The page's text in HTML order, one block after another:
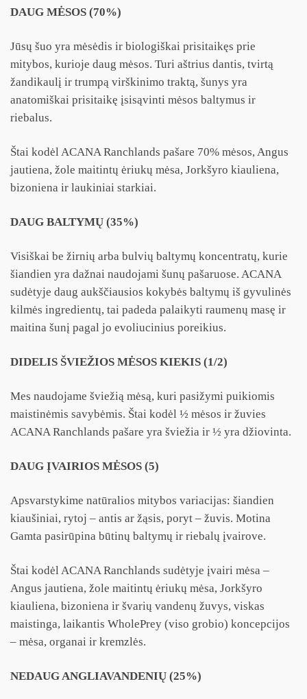
DAUG MĖSOS (70%)
Jūsų šuo yra mėsėdis ir biologiškai prisitaikęs prie
mitybos, kurioje daug mėsos. Turi aštrius dantis, tvirtą
žandikaulį ir trumpą virškinimo traktą, šunys yra
anatomiškai prisitaikę įsisąvinti mėsos baltymus ir
riebalus.
Štai kodėl ACANA Ranchlands pašare 70% mėsos, Angus
jautiena, žole maitintų ėriukų mėsa, Jorkšyro kiauliena,
bizoniena ir laukiniai starkiai.
DAUG BALTYMŲ (35%)
Visiškai be žirnių arba bulvių baltymų koncentratų, kurie
šiandien yra dažnai naudojami šunų pašaruose. ACANA
sudėtyje daug aukščiausios kokybės baltymų iš gyvulinės
kilmės ingredientų, tai padeda palaikyti raumenų masę ir
maitina šunį pagal jo evoliucinius poreikius.
DIDELIS ŠVIEŽIOS MĖSOS KIEKIS (1/2)
Mes naudojame šviežią mėsą, kuri pasižymi puikiomis
maistinėmis savybėmis. Štai kodėl ½ mėsos ir žuvies
ACANA Ranchlands pašare yra šviežia ir ½ yra džiovinta.
DAUG ĮVAIRIOS MĖSOS (5)
Apsvarstykime natūralios mitybos variacijas: šiandien
kiaušiniai, rytoj – antis ar žąsis, poryt – žuvis. Motina
Gamta pasirūpina būtinų baltymų ir riebalų įvairove.
Štai kodėl ACANA Ranchlands sudėtyje įvairi mėsa –
Angus jautiena, žole maitintų ėriukų mėsa, Jorkšyro
kiauliena, bizoniena ir švarių vandenų žuvys, viskas
maistinga, laikantis WholePrey (viso grobio) koncepcijos
– mėsa, organai ir kremzlės.
NEDAUG ANGLIAVANDENIŲ (25%)